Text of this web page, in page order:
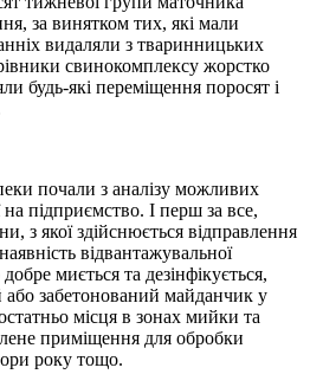
за винятком тих, які мали
видаляли з тваринницьких
свинокомплексу жорстко
будь-які переміщення поросят і
почали з аналізу можливих
на підприємство. І перш за все,
з якої здійснюється відправлення
відвантажувальної
миється та дезінфікується,
або забетонований майданчик у
місця в зонах мийки та
приміщення для обробки
року тощо.